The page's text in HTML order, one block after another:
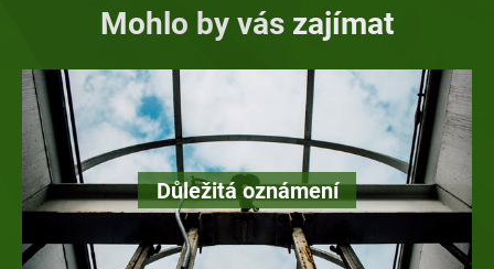
Mohlo by vás zajímat
Důležitá oznámení